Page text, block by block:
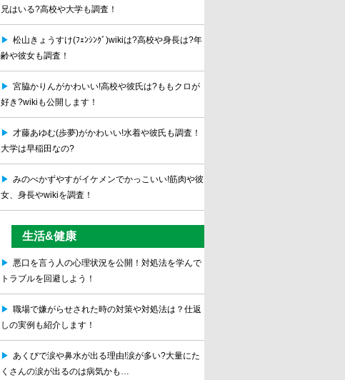
兄はいる?高校や大学も調査！
▶ 松山きょうすけ(ﾌｪﾝｼﾝｸﾞ)wikiは?高校や身長は?年
齢や彼女も調査！
▶ 宮脇かりんがかわいい!高校や彼氏は?ももクロが
好き?wikiも公開します！
▶ 才藤あゆむ(歩夢)がかわいい!水着や彼氏も調査！
大学は早稲田なの?
▶ みのべかずやすがイケメンでかっこいい!筋肉や彼
女、身長やwikiを調査！
生活&健康
▶ 悪口を言う人の心理状況を公開！対処法を学んで
トラブルを回避しよう！
▶ 職場で嫌がらせされた時の対策や対処法は？仕返
しの実例も紹介します！
▶ あくびで涙や鼻水が出る理由!涙が多い?大量にた
くさんの涙が出るのは病気かも…